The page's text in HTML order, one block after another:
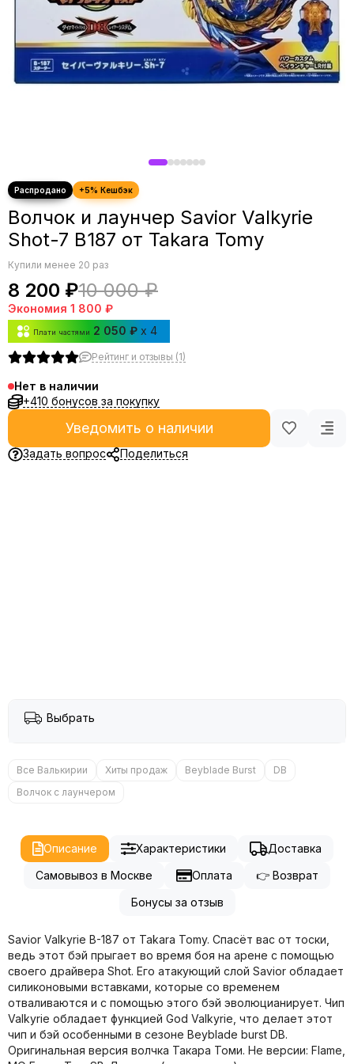
Волчок и лаунчер Savior Valkyrie
Shot-7 B187 от Takara Tomy
Купили менее 20 раз
8 200 ₽10 000 ₽
Экономия 1 800 ₽
Плати частями 2 050 ₽ x 4
Рейтинг и отзывы (1)
Нет в наличии
+410 бонусов за покупку
Уведомить о наличии
Задать вопрос Поделиться
Выбрать
Все Валькирии Хиты продаж Beyblade Burst
DB
Волчок с лаунчером
Описание Характеристики
Доставка
Самовывоз в Москве
Оплата
👉 Возврат
Бонусы за отзыв
Savior Valkyrie B-187 от Takara Tomy. Спасёт вас от тоски,
ведь этот бэй прыгает во время боя на арене с помощью
своего драйвера Shot. Его атакующий слой Savior обладает
силиконовыми вставками, которые со временем
отваливаются и с помощью этого бэй эволюцианирует. Чип
Valkyrie обладает функцией God Valkyrie, что делает этот
чип и бэй особенными в сезоне Beyblade burst DB.
Оригинальная версия волчка Такара Томи. Не версии: Flame,